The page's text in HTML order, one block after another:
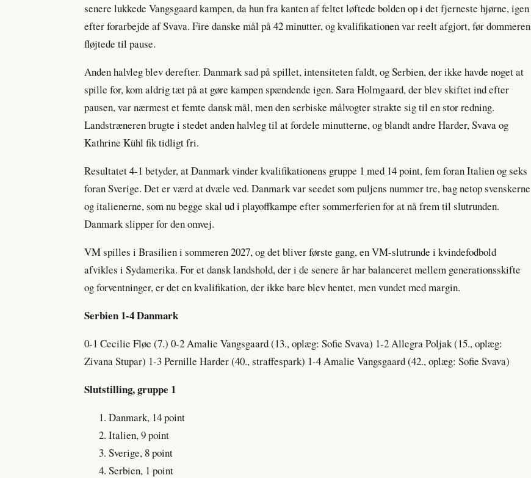
senere lukkede Vangsgaard kampen, da hun fra kanten af feltet løftede bolden op i det fjerneste hjørne, igen
efter forarbejde af Svava. Fire danske mål på 42 minutter, og kvalifikationen var reelt afgjort, før dommeren
fløjtede til pause.
Anden halvleg blev derefter. Danmark sad på spillet, intensiteten faldt, og Serbien, der ikke havde noget at
spille for, kom aldrig tæt på at gøre kampen spændende igen. Sara Holmgaard, der blev skiftet ind efter
pausen, var nærmest et femte dansk mål, men den serbiske målvogter strakte sig til en stor redning.
Landstræneren brugte i stedet anden halvleg til at fordele minutterne, og blandt andre Harder, Svava og
Kathrine Kühl fik tidligt fri.
Resultatet 4-1 betyder, at Danmark vinder kvalifikationens gruppe 1 med 14 point, fem foran Italien og seks
foran Sverige. Det er værd at dvæle ved. Danmark var seedet som puljens nummer tre, bag netop svenskerne
og italienerne, som nu begge skal ud i playoffkampe efter sommerferien for at nå frem til slutrunden.
Danmark slipper for den omvej.
VM spilles i Brasilien i sommeren 2027, og det bliver første gang, en VM-slutrunde i kvindefodbold
afvikles i Sydamerika. For et dansk landshold, der i de senere år har balanceret mellem generationsskifte
og forventninger, er det en kvalifikation, der ikke bare blev hentet, men vundet med margin.
Serbien 1-4 Danmark
0-1 Cecilie Fløe (7.) 0-2 Amalie Vangsgaard (13., oplæg: Sofie Svava) 1-2 Allegra Poljak (15., oplæg:
Zivana Stupar) 1-3 Pernille Harder (40., straffespark) 1-4 Amalie Vangsgaard (42., oplæg: Sofie Svava)
Slutstilling, gruppe 1
Danmark, 14 point
Italien, 9 point
Sverige, 8 point
Serbien, 1 point